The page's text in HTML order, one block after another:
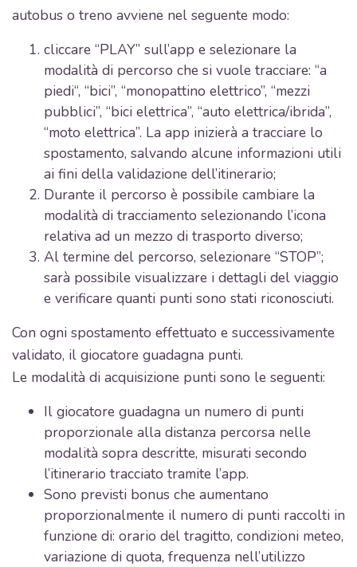
autobus o treno avviene nel seguente modo:
cliccare “PLAY” sull’app e selezionare la
modalità di percorso che si vuole tracciare: “a
piedi“, “bici”, “monopattino elettrico”, “mezzi
pubblici”, “bici elettrica”, “auto elettrica/ibrida”,
“moto elettrica”. La app inizierà a tracciare lo
spostamento, salvando alcune informazioni utili
ai fini della validazione dell’itinerario;
Durante il percorso è possibile cambiare la
modalità di tracciamento selezionando l’icona
relativa ad un mezzo di trasporto diverso;
Al termine del percorso, selezionare “STOP”;
sarà possibile visualizzare i dettagli del viaggio
e verificare quanti punti sono stati riconosciuti.
Con ogni spostamento effettuato e successivamente
validato, il giocatore guadagna punti.
Le modalità di acquisizione punti sono le seguenti:
Il giocatore guadagna un numero di punti
proporzionale alla distanza percorsa nelle
modalità sopra descritte, misurati secondo
l’itinerario tracciato tramite l’app.
Sono previsti bonus che aumentano
proporzionalmente il numero di punti raccolti in
funzione di: orario del tragitto, condizioni meteo,
variazione di quota, frequenza nell’utilizzo